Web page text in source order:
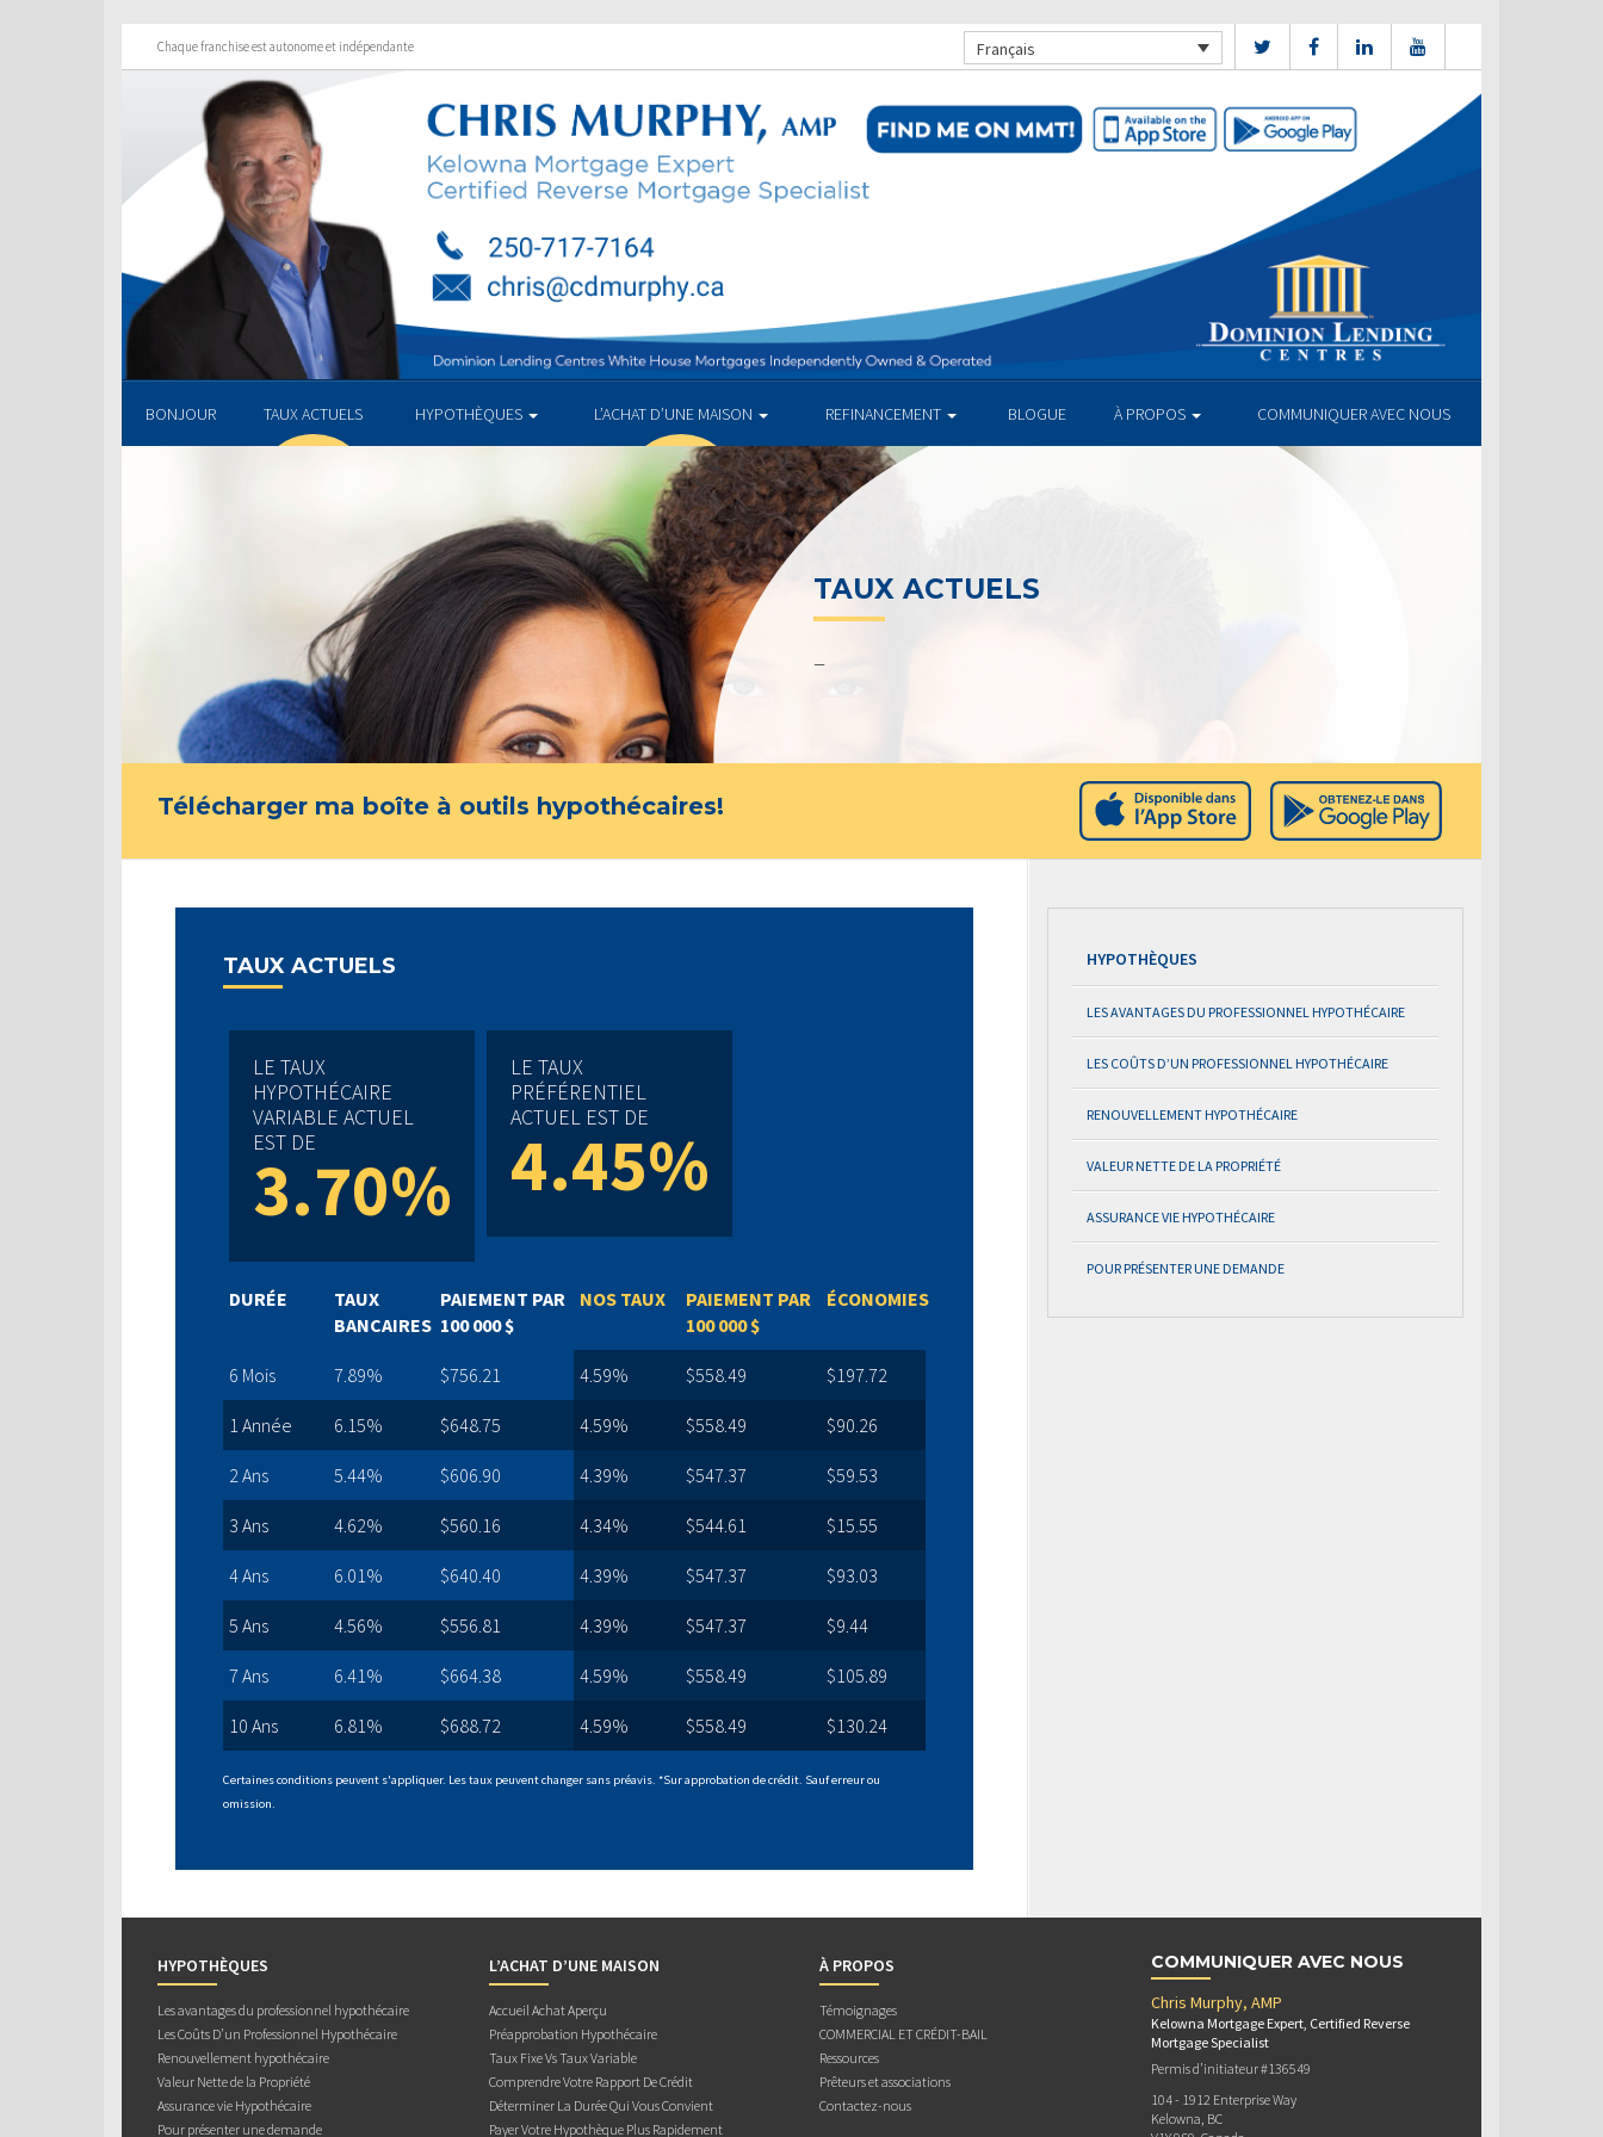
Chaque franchise est autonome et indépendante Français
BONJOUR TAUX ACTUELS HYPOTHÈQUES L’ACHAT D’UNE MAISON REFINANCEMENT BLOGUE À PROPOS COMMUNIQUER AVEC NOUS
TAUX ACTUELS
–
Télécharger ma boîte à outils hypothécaires!
TAUX ACTUELS
LE TAUX
HYPOTHÉCAIRE
VARIABLE ACTUEL
EST DE
3.70%
LE TAUX
PRÉFÉRENTIEL
ACTUEL EST DE
4.45%
DURÉE
TAUX
BANCAIRES
PAIEMENT PAR
100 000 $
NOS TAUX
PAIEMENT PAR
100 000 $
ÉCONOMIES
6 Mois 7.89% $756.21 4.59% $558.49 $197.72
1 Année 6.15% $648.75 4.59% $558.49 $90.26
2 Ans 5.44% $606.90 4.39% $547.37 $59.53
3 Ans 4.62% $560.16 4.34% $544.61 $15.55
4 Ans 6.01% $640.40 4.39% $547.37 $93.03
5 Ans 4.56% $556.81 4.39% $547.37 $9.44
7 Ans 6.41% $664.38 4.59% $558.49 $105.89
10 Ans 6.81% $688.72 4.59% $558.49 $130.24
Certaines conditions peuvent s'appliquer. Les taux peuvent changer sans préavis. *Sur approbation de crédit. Sauf erreur ou
omission.
HYPOTHÈQUES
LES AVANTAGES DU PROFESSIONNEL HYPOTHÉCAIRE
LES COÛTS D’UN PROFESSIONNEL HYPOTHÉCAIRE
RENOUVELLEMENT HYPOTHÉCAIRE
VALEUR NETTE DE LA PROPRIÉTÉ
ASSURANCE VIE HYPOTHÉCAIRE
POUR PRÉSENTER UNE DEMANDE
HYPOTHÈQUES
Les avantages du professionnel hypothécaire
Les Coûts D’un Professionnel Hypothécaire
Renouvellement hypothécaire
Valeur Nette de la Propriété
Assurance vie Hypothécaire
Pour présenter une demande
L’ACHAT D’UNE MAISON
Accueil Achat Aperçu
Préapprobation Hypothécaire
Taux Fixe Vs Taux Variable
Comprendre Votre Rapport De Crédit
Déterminer La Durée Qui Vous Convient
Payer Votre Hypothèque Plus Rapidement
À PROPOS
Témoignages
COMMERCIAL ET CRÉDIT-BAIL
Ressources
Prêteurs et associations
Contactez-nous
COMMUNIQUER AVEC NOUS
Chris Murphy, AMP
Kelowna Mortgage Expert, Certified Reverse
Mortgage Specialist
Permis d’initiateur #136549
104 - 1912 Enterprise Way
Kelowna, BC